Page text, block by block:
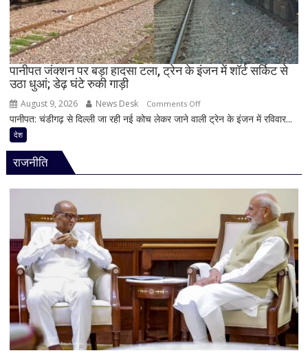
22
वर्षीय
युवक
गिरफ्तार;
फोन
600
पानीपत जंक्शन पर बड़ा हादसा टला, ट्रेन के इंजन में शॉर्ट सर्किट से
उठा धुआं; डेढ़ घंटे रुकी गाड़ी
August 9, 2026 News Desk Comments Offon
पानीपत
इंजन
में
शॉर्ट
सर्किट
से
उठा
धुआं;
डेढ़
पानीपत: चंडीगढ़ से दिल्ली जा रही नई कोच लेकर जाने वाली ट्रेन के इंजन में रविवार...
देश
राजनीति